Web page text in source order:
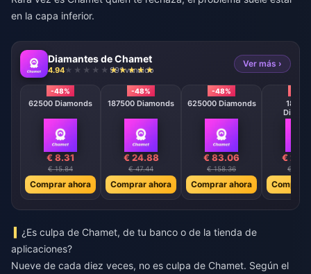
en la capa inferior.
Diamantes de Chamet
4.94 991 vendido
Ver más ›
-48%
62500 Diamonds
€ 8.31
€ 15.84
Comprar ahora
-48%
187500 Diamonds
€ 24.88
€ 47.44
Comprar ahora
-48%
625000 Diamonds
€ 83.06
€ 158.36
Comprar ahora
€
€
Comprar
¿Es culpa de Chamet, de tu banco o de la tienda de
aplicaciones?
Nueve de cada diez veces, no es culpa de Chamet. Según el